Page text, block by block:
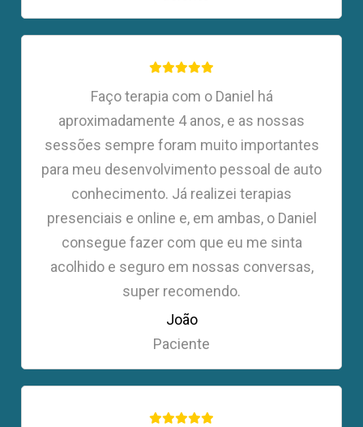
Faço terapia com o Daniel há
aproximadamente 4 anos, e as nossas
sessões sempre foram muito importantes
para meu desenvolvimento pessoal de auto
conhecimento. Já realizei terapias
presenciais e online e, em ambas, o Daniel
consegue fazer com que eu me sinta
acolhido e seguro em nossas conversas,
super recomendo.
João
Paciente